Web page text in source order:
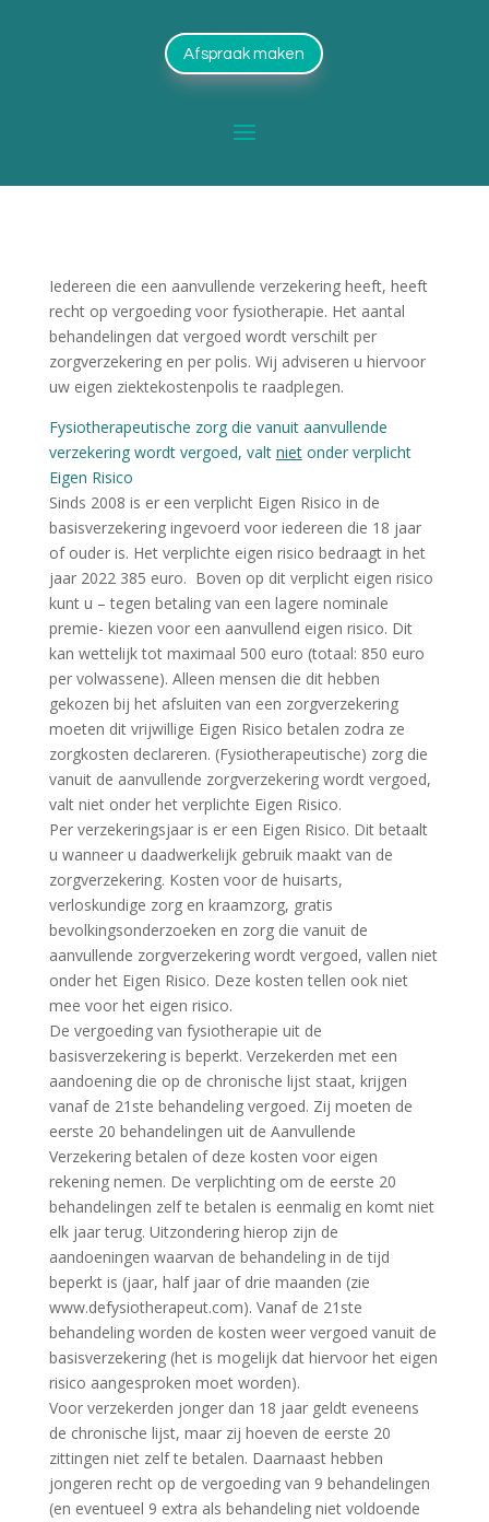
Afspraak maken
Iedereen die een aanvullende verzekering heeft, heeft
recht op vergoeding voor fysiotherapie. Het aantal
behandelingen dat vergoed wordt verschilt per
zorgverzekering en per polis. Wij adviseren u hiervoor
uw eigen ziektekostenpolis te raadplegen.
Fysiotherapeutische zorg die vanuit aanvullende
verzekering wordt vergoed, valt nietonder verplicht
Eigen Risico
Sinds 2008 is er een verplicht Eigen Risico in de
basisverzekering ingevoerd voor iedereen die 18 jaar
of ouder is. Het verplichte eigen risico bedraagt in het
jaar 2022 385 euro. Boven op dit verplicht eigen risico
kunt u – tegen betaling van een lagere nominale
premie- kiezen voor een aanvullend eigen risico. Dit
kan wettelijk tot maximaal 500 euro (totaal: 850 euro
per volwassene). Alleen mensen die dit hebben
gekozen bij het afsluiten van een zorgverzekering
moeten dit vrijwillige Eigen Risico betalen zodra ze
zorgkosten declareren. (Fysiotherapeutische) zorg die
vanuit de aanvullende zorgverzekering wordt vergoed,
valt niet onder het verplichte Eigen Risico.
Per verzekeringsjaar is er een Eigen Risico. Dit betaalt
u wanneer u daadwerkelijk gebruik maakt van de
zorgverzekering. Kosten voor de huisarts,
verloskundige zorg en kraamzorg, gratis
bevolkingsonderzoeken en zorg die vanuit de
aanvullende zorgverzekering wordt vergoed, vallen niet
onder het Eigen Risico. Deze kosten tellen ook niet
mee voor het eigen risico.
De vergoeding van fysiotherapie uit de
basisverzekering is beperkt. Verzekerden met een
aandoening die op de chronische lijst staat, krijgen
vanaf de 21ste behandeling vergoed. Zij moeten de
eerste 20 behandelingen uit de Aanvullende
Verzekering betalen of deze kosten voor eigen
rekening nemen. De verplichting om de eerste 20
behandelingen zelf te betalen is eenmalig en komt niet
elk jaar terug. Uitzondering hierop zijn de
aandoeningen waarvan de behandeling in de tijd
beperkt is (jaar, half jaar of drie maanden (zie
www.defysiotherapeut.com). Vanaf de 21ste
behandeling worden de kosten weer vergoed vanuit de
basisverzekering (het is mogelijk dat hiervoor het eigen
risico aangesproken moet worden).
Voor verzekerden jonger dan 18 jaar geldt eveneens
de chronische lijst, maar zij hoeven de eerste 20
zittingen niet zelf te betalen. Daarnaast hebben
jongeren recht op de vergoeding van 9 behandelingen
(en eventueel 9 extra als behandeling niet voldoende